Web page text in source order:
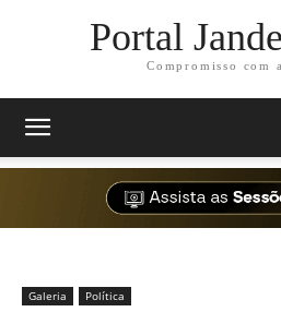
Portal
Compromisso com
Galeria Política